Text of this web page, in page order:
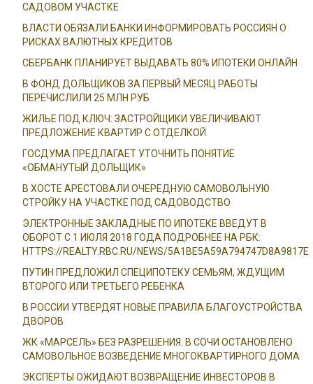
САДОВОМ УЧАСТКЕ
ВЛАСТИ ОБЯЗАЛИ БАНКИ ИНФОРМИРОВАТЬ РОССИЯН О
РИСКАХ ВАЛЮТНЫХ КРЕДИТОВ
СБЕРБАНК ПЛАНИРУЕТ ВЫДАВАТЬ 80% ИПОТЕКИ ОНЛАЙН
В ФОНД ДОЛЬЩИКОВ ЗА ПЕРВЫЙ МЕСЯЦ РАБОТЫ
ПЕРЕЧИСЛИЛИ 25 МЛН РУБ
ЖИЛЬЕ ПОД КЛЮЧ: ЗАСТРОЙЩИКИ УВЕЛИЧИВАЮТ
ПРЕДЛОЖЕНИЕ КВАРТИР С ОТДЕЛКОЙ
ГОСДУМА ПРЕДЛАГАЕТ УТОЧНИТЬ ПОНЯТИЕ
«ОБМАНУТЫЙ ДОЛЬЩИК»
В ХОСТЕ АРЕСТОВАЛИ ОЧЕРЕДНУЮ САМОВОЛЬНУЮ
СТРОЙКУ НА УЧАСТКЕ ПОД САДОВОДСТВО
ЭЛЕКТРОННЫЕ ЗАКЛАДНЫЕ ПО ИПОТЕКЕ ВВЕДУТ В
ОБОРОТ С 1 ИЮЛЯ 2018 ГОДА ПОДРОБНЕЕ НА РБК:
HTTPS://REALTY.RBC.RU/NEWS/5A1BE5A59A794747D8A9817E
ПУТИН ПРЕДЛОЖИЛ СПЕЦИПОТЕКУ СЕМЬЯМ, ЖДУЩИМ
ВТОРОГО ИЛИ ТРЕТЬЕГО РЕБЕНКА
В РОССИИ УТВЕРДЯТ НОВЫЕ ПРАВИЛА БЛАГОУСТРОЙСТВА
ДВОРОВ
ЖК «МАРСЕЛЬ» БЕЗ РАЗРЕШЕНИЯ. В СОЧИ ОСТАНОВЛЕНО
САМОВОЛЬНОЕ ВОЗВЕДЕНИЕ МНОГОКВАРТИРНОГО ДОМА
ЭКСПЕРТЫ ОЖИДАЮТ ВОЗВРАЩЕНИЕ ИНВЕСТОРОВ В